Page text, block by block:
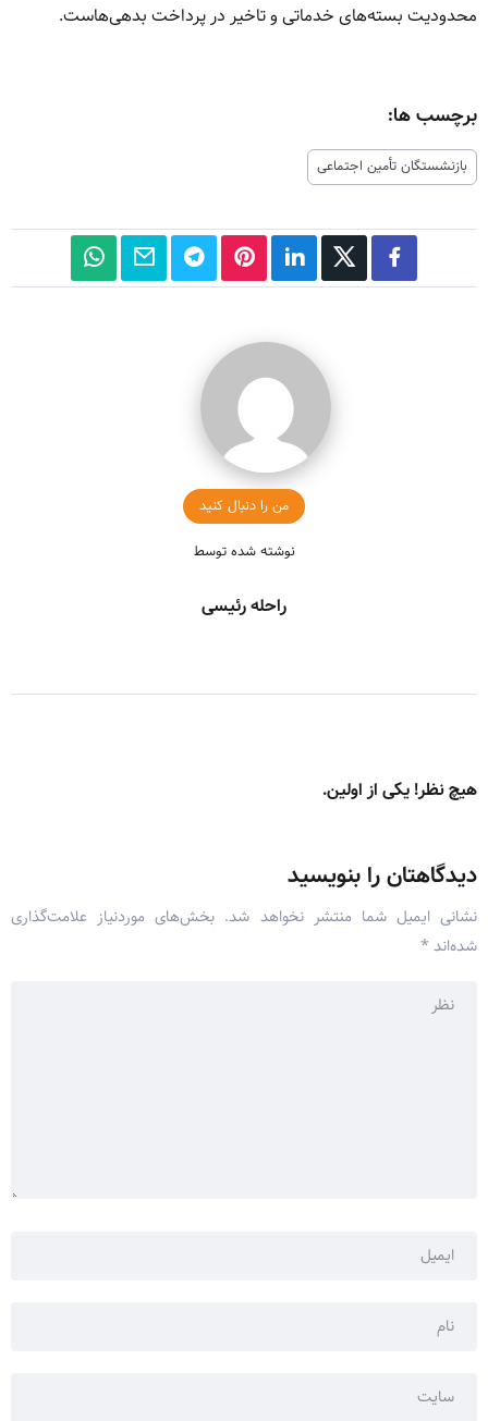
محدودیت بسته‌های خدماتی و تاخیر در پرداخت بدهی‌هاست.
برچسب ها:
بازنشستگان تأمین اجتماعی
من را دنبال کنید
نوشته شده توسط
راحله رئیسی
هیچ نظر! یکی از اولین.
دیدگاهتان را بنویسید
نشانی ایمیل شما منتشر نخواهد شد. بخش‌های موردنیاز علامت‌گذاری
شده‌اند *